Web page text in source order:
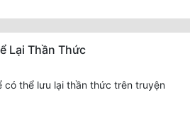
Lại Thần Thức
có thể lưu lại thần thức trên truyện